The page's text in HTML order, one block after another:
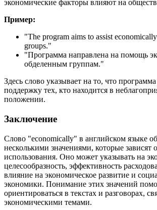
экономические факторы влияют на
Пример:
"The program aims to assist
groups."
"Программа направлена на помощь
обделенным группам."
Здесь слово указывает на то, что
поддержку тех, кто находится в
положении.
Заключение
Слово "economically" в английском языке
несколькими значениями, которые зависят
использования. Оно может указывать на
целесообразность, эффективность
влияние на экономическое развитие и
экономики. Понимание этих значений
ориентироваться в текстах и разговорах,
экономическими темами.